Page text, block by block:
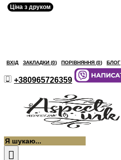
ВХІД ЗАКЛАДКИ (0) ПОРІВНЯННЯ (0) БЛОГ
+380965726359
Ціна з друком